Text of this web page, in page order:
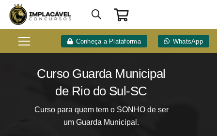
Conheça a Plataforma WhatsApp
Curso Guarda Municipal
de Rio do Sul-SC
Curso para quem tem o SONHO de ser
um Guarda Municipal.